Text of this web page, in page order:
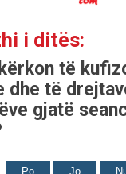
i ditës:
të
dhe të
gjatë
Po Jo